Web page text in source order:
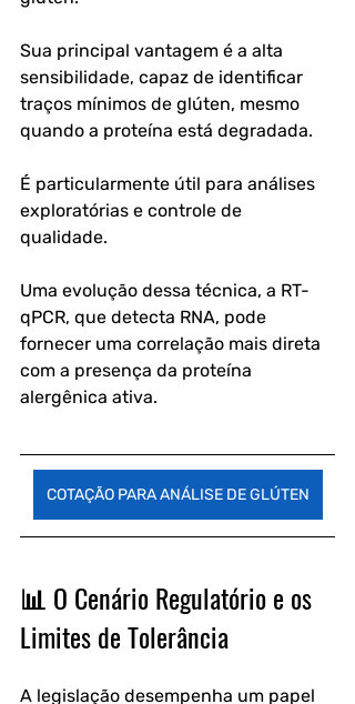
Sua principal vantagem é a alta
sensibilidade, capaz de identificar
traços mínimos de glúten, mesmo
quando a proteína está degradada.
É particularmente útil para análises
exploratórias e controle de
qualidade.
Uma evolução dessa técnica, a RT-
qPCR, que detecta RNA, pode
fornecer uma correlação mais direta
com a presença da proteína
alergênica ativa.
COTAÇÃO PARA ANÁLISE DE GLÚTEN
📊 O Cenário Regulatório e os
Limites de Tolerância
A legislação desempenha um papel